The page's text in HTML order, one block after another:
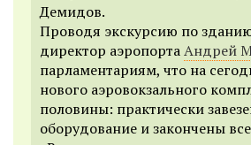
Демидов.
Проводя экскурсию по
директор аэропортаАндрей
парламентариям, что на
нового аэровокзального
половины: практически
оборудование и закончены